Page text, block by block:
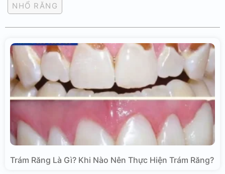
NHỔ RĂNG
Trám Răng Là Gì? Khi Nào Nên Thực Hiện Trám Răng?